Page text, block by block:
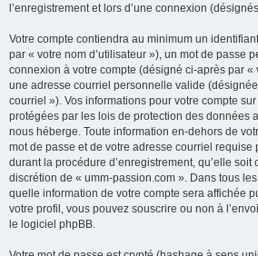
l’enregistrement et lors d’une connexion
Votre compte contiendra au minimum un
par « votre nom d’utilisateur »), un mot de passe
connexion à votre compte (désigné ci-après par «
une adresse courriel personnelle valide
courriel »). Vos informations pour votre compte
protégées par les lois de protection des données
nous héberge. Toute information en-dehors de
mot de passe et de votre adresse courriel requise
durant la procédure d’enregistrement, qu’elle
discrétion de « umm-passion.com ». Dans tous
quelle information de votre compte sera affichée
votre profil, vous pouvez souscrire ou non à
le logiciel phpBB.